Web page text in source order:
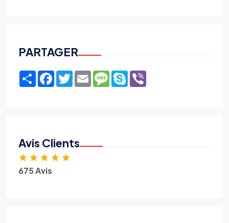
PARTAGER
ShareFacebook
TwitterEmailMessage
Skype
Avis Clients
★ ★ ★ ★ ★
675 Avis